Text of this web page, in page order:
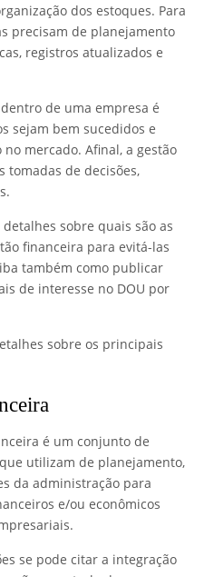
dos estoques. Para
precisam de planejamento
registros atualizados e
de uma empresa é
sejam bem sucedidos e
mercado. Afinal, a gestão
tomadas de decisões,
sobre quais são as
financeira para evitá-las
também como publicar
de interesse no DOU por
sobre os principais
é um conjunto de
utilizam de planejamento,
da administração para
e/ou econômicos
se pode citar a integração